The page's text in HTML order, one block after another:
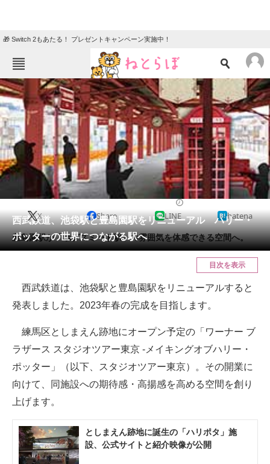
🎁 Switch 2もあたる！ プレゼントキャンペーン実施中！
ねとらぼメニュー
TOP ニュース
エンタメ クイズ
グルメ 地域
住まい 教育・育児
リサーチ
会員記事
メディア
ITの今と未来を見通す
進化するPCとデバイスの未来
好きが集まる 比べて選べる
ビジネスと働き方のヒント
AI活用のいまが分かる
企業ITのトレンドを詳説
西武鉄道、池袋駅と豊島園駅をリニューアル ハリー・
ポッターの世界につながる駅へ
X Share LINE hatena
豊島園駅が「ホグズミード駅」の雰囲気を体感できる空間へ。
目次を表示
西武鉄道は、池袋駅と豊島園駅をリニューアルすると
発表しました。2023年春の完成を目指します。
練馬区としまえん跡地にオープン予定の「ワーナー ブ
ラザース スタジオツアー東京 -メイキングオブハリー・
ポッター」（以下、スタジオツアー東京）。その開業に
向けて、同施設への期待感・高揚感を高める空間を創り
上げます。
としまえん跡地に誕生の「ハリポタ」施
設、公式サイトと紹介映像が公開